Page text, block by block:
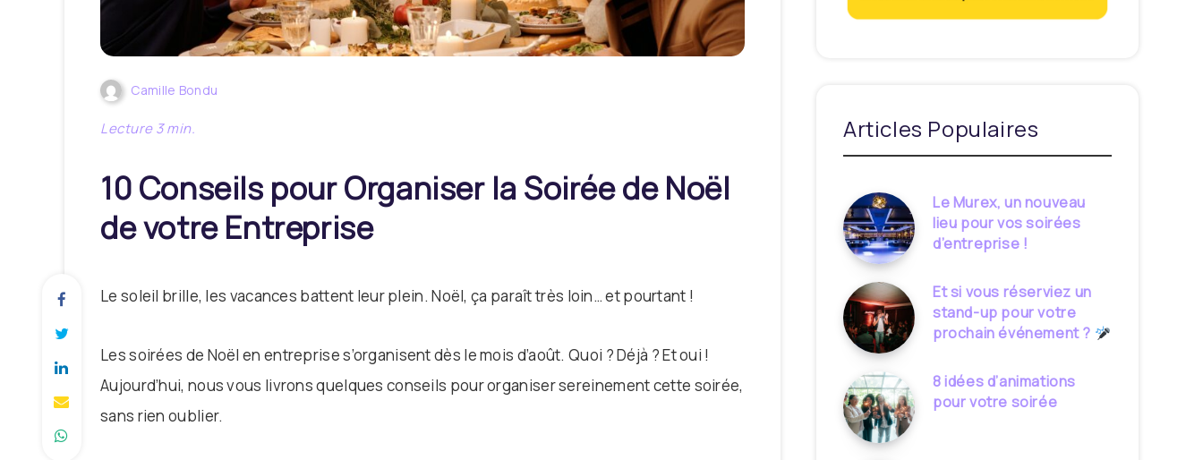
Camille Bondu
10 Conseils pour Organiser la Soirée de Noël
de votre Entreprise
Le soleil brille, les vacances battent leur plein. Noël, ça paraît très loin… et pourtant !
Les soirées de Noël en entreprise s’organisent dès le mois d’août. Quoi ? Déjà ? Et oui !
Aujourd’hui, nous vous livrons quelques conseils pour organiser sereinement cette soirée,
sans rien oublier.
Articles Populaires
Le Murex, un nouveau
lieu pour vos soirées
d’entreprise !
Et si vous réserviez un
stand-up pour votre
prochain événement ?
8 idées d’animations
pour votre soirée